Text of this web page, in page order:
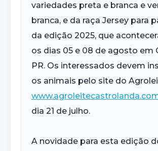
variedades preta e branca e
branca, e da raça Jersey para
da edição 2025, que
os dias 05 e 08 de agosto em
PR. Os interessados devem
os animais pelo site do
dia 21 de julho.
A novidade para esta edição